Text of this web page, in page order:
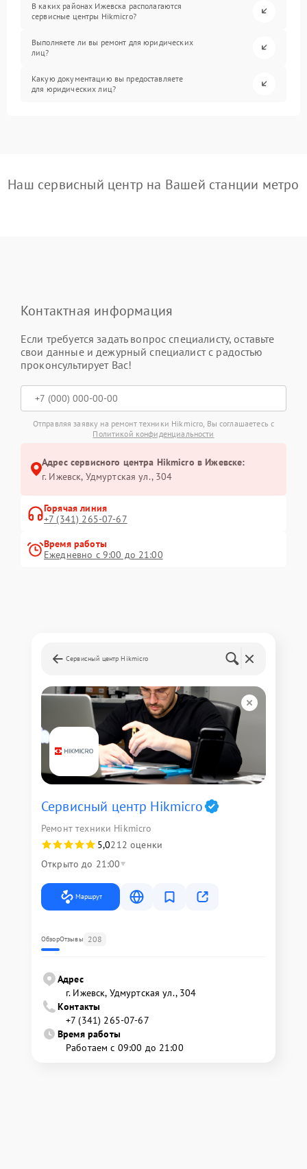
В каких районах Ижевска располагаются
сервисные центры Hikmicro?
Выполняете ли вы ремонт для юридических
лиц?
Какую документацию вы предоставляете
для юридических лиц?
Наш сервисный центр на Вашей станции метро
Контактная информация
Если требуется задать вопрос специалисту, оставьте
свои данные и дежурный специалист с радостью
проконсультирует Вас!
Отправляя заявку на ремонт техники Hikmicro, Вы соглашаетесь с
Политикой конфиденциальности
Адрес сервисного центра Hikmicro в Ижевске:
г. Ижевск, Удмуртская ул., 304
Горячая линия
+7 (341) 265-07-67
Время работы
Ежедневно с 9:00 до 21:00
Сервисный центр Hikmicro
Сервисный центр Hikmicro
Ремонт техники Hikmicro
5,0212 оценки
Открыто до 21:00
Маршрут
ОбзорОтзывы 208
Адрес
г. Ижевск, Удмуртская ул., 304
Контакты
+7 (341) 265-07-67
Время работы
Работаем с 09:00 до 21:00